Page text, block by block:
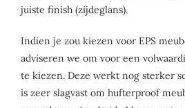
juiste finish (zijdeglans).
Indien je zou kiezen voor EPS
adviseren we om voor een
te kiezen. Deze werkt nog sterker
is zeer slagvast om hufterproof